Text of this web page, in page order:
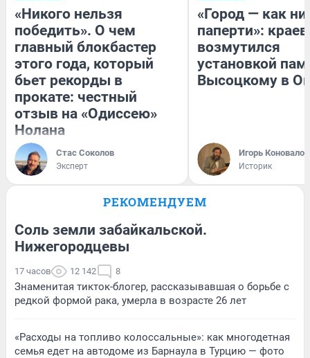
«Никого нельзя
победить». О чем
главный блокбастер
этого года, который
бьет рекорды в
прокате: честный
отзыв на «Одиссею»
Нолана
Стас Соколов
Эксперт
«Город — как
паперти»:
возмутился
установкой
Высоцкому в
Игорь Коновалов
Историк
РЕКОМЕНДУЕМ
Соль земли забайкальской.
Нижегородцевы
17 часов 12 142 8
Знаменитая тикток-блогер, рассказывавшая о борьбе с
редкой формой рака, умерла в возрасте 26 лет
«Расходы на топливо колоссальные»: как многодетная
семья едет на автодоме из Барнаула в Турцию — фото